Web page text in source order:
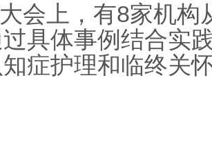
会上，有8家机构
具体事例结合实
症护理和临终关